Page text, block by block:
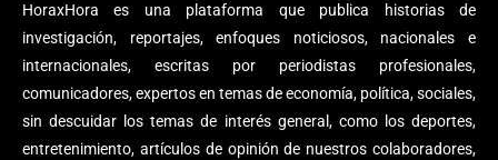
HoraxHora es una plataforma que publica historias de
investigación, reportajes, enfoques noticiosos, nacionales e
internacionales, escritas por periodistas profesionales,
comunicadores, expertos en temas de economía, política, sociales,
sin descuidar los temas de interés general, como los deportes,
entretenimiento, artículos de opinión de nuestros colaboradores,